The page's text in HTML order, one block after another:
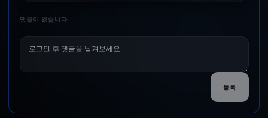
댓글이 없습니다.
등록